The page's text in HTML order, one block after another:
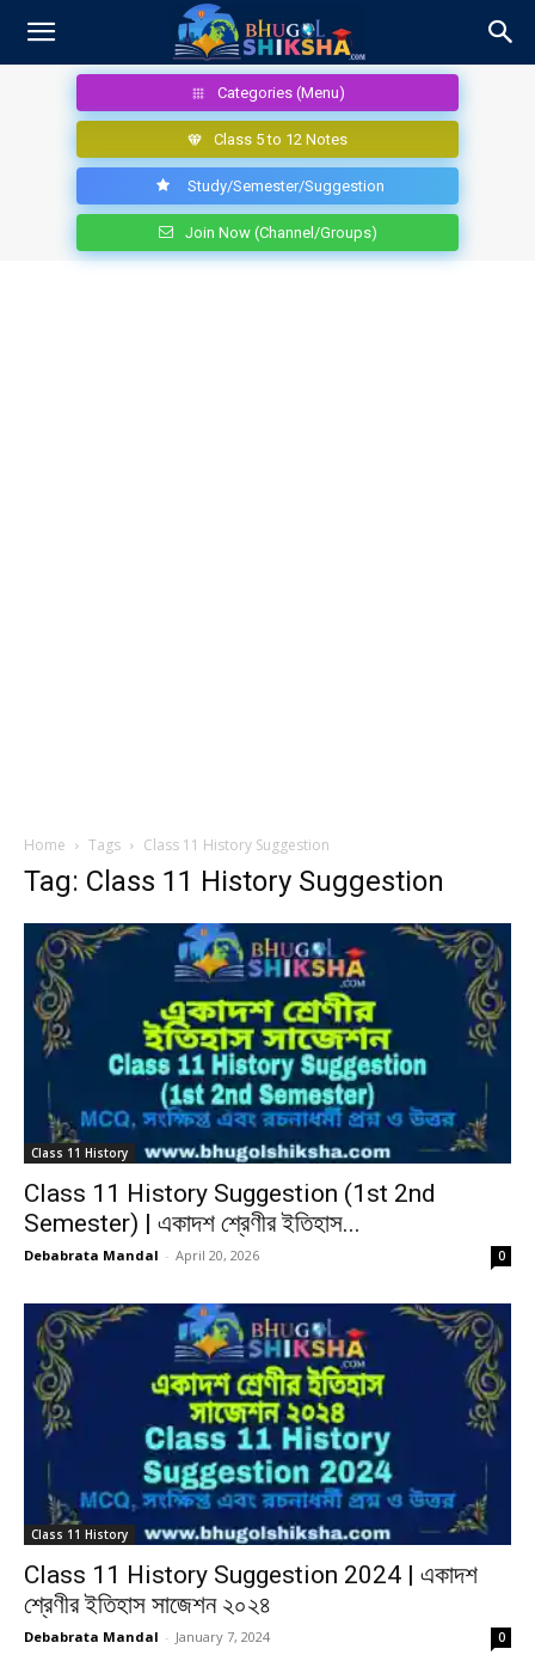
Categories (Menu)
Class 5 to 12 Notes
Study/Semester/Suggestion
Join Now (Channel/Groups)
Home Tags Class 11 History Suggestion
Tag: Class 11 History Suggestion
Class 11 History
Class 11 History Suggestion (1st 2nd
Semester) | একাদশ শ্রেণীর ইতিহাস...
Debabrata Mandal - April 20, 2026 0
Class 11 History
Class 11 History Suggestion 2024 | একাদশ
শ্রেণীর ইতিহাস সাজেশন ২০২৪
Debabrata Mandal - January 7, 2024 0